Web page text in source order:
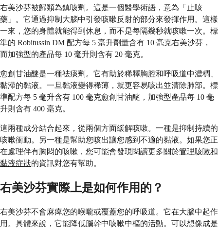
右美沙芬被歸類為鎮咳劑。這是一個醫學術語，意為「止咳
藥」。它通過抑制大腦中引發咳嗽反射的部分來發揮作用。這樣
一來，您的身體就能得到休息，而不是每隔幾秒就咳嗽一次。標
準的 Robitussin DM 配方每 5 毫升劑量含有 10 毫克右美沙芬，
而加強型的產品每 10 毫升則含有 20 毫克。
愈創甘油醚是一種祛痰劑。它有助於稀釋胸腔和呼吸道中濃稠、
黏滯的黏液。一旦黏液變得稀薄，就更容易咳出並清除肺部。標
準配方每 5 毫升含有 100 毫克愈創甘油醚，加強型產品每 10 毫
升則含有 400 毫克。
這兩種成分結合起來，從兩個方面緩解咳嗽。一種是抑制持續的
咳嗽衝動。另一種是幫助您咳出讓您感到不適的黏液。如果您正
在處理伴有胸悶的咳嗽，您可能會發現閱讀更多關於管理咳嗽和
黏液症狀的資訊對您有幫助。
右美沙芬實際上是如何作用的？
右美沙芬不會麻痺您的喉嚨或覆蓋您的呼吸道。它在大腦中起作
用。具體來說，它能降低腦幹中咳嗽中樞的活動。可以想像成是